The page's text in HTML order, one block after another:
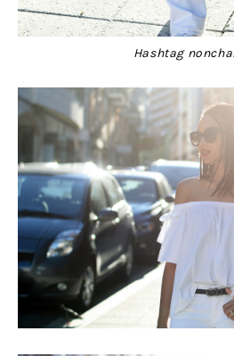
Hashtag